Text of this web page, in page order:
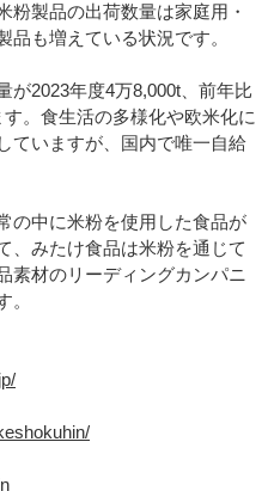
粉製品の出荷数量は家庭用・
も増えている状況です。
が2023年度4万8,000t、前年比
。食生活の多様化や欧米化に
ていますが、国内で唯一自給
の中に米粉を使用した食品が
、みたけ食品は米粉を通じて
素材のリーディングカンパニ
。